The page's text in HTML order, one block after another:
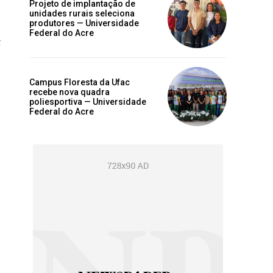
Projeto de implantação de
unidades rurais seleciona
produtores — Universidade
Federal do Acre
Campus Floresta da Ufac
recebe nova quadra
poliesportiva — Universidade
Federal do Acre